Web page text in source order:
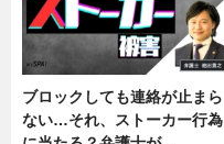
ブロックしても連絡が止まら
ない…それ、ストーカー行為